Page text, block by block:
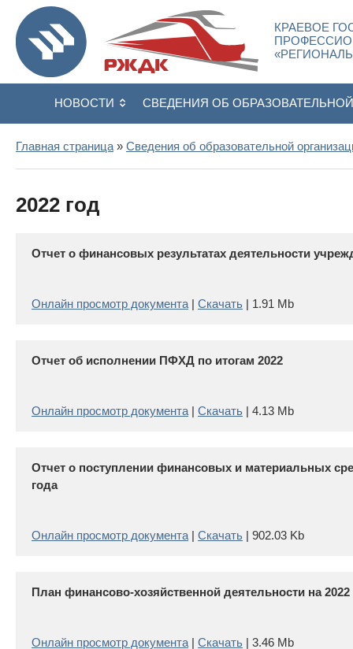
КРАЕВОЕ
НОВОСТИ СВЕДЕНИЯ ОБ
Главная страница » Сведения об образовательной
2022 год
Отчет о финансовых результатах деятельности
Онлайн просмотр документа | Скачать | 1.91 Mb
Отчет об исполнении ПФХД по итогам 2022
Онлайн просмотр документа | Скачать | 4.13 Mb
Отчет о поступлении финансовых и материальных
года
Онлайн просмотр документа | Скачать | 902.03 Kb
План финансово-хозяйственной деятельности на 2022
Онлайн просмотр документа | Скачать | 3.46 Mb